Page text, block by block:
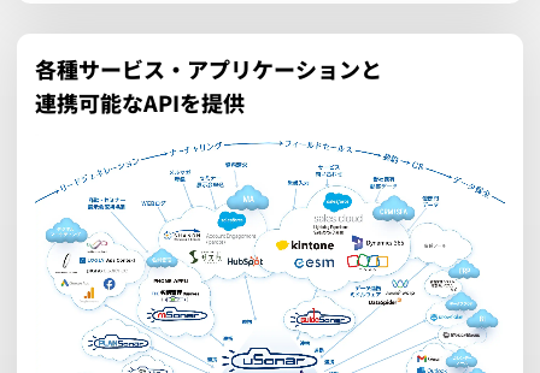
各種サービス・アプリケーションと
連携可能なAPIを提供